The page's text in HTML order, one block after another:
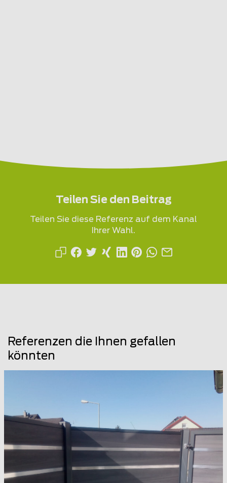
Teilen Sie den Beitrag
Teilen Sie diese Referenz auf dem Kanal
Ihrer Wahl.
Referenzen die Ihnen gefallen
könnten